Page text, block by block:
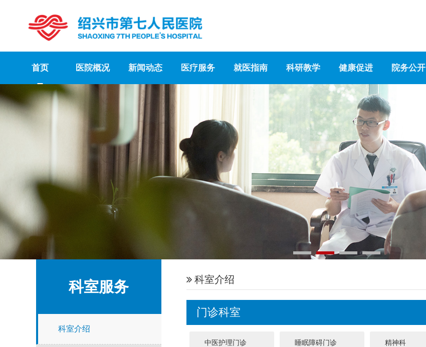
首页 医院概况 新闻动态 医疗服务 就医指南 科研教学 健康促进 院务公开
科室服务
科室介绍
科室介绍
门诊科室
中医护理门诊 睡眠障碍门诊 精神科